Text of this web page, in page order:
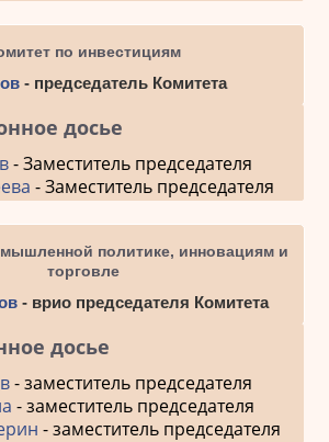
по инвестициям
- председатель Комитета
досье
- Заместитель председателя
- Заместитель председателя
политике, инновациям и
торговле
- врио председателя Комитета
досье
- заместитель председателя
- заместитель председателя
- заместитель председателя